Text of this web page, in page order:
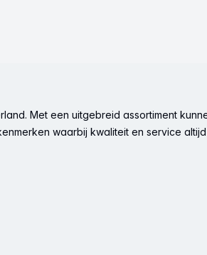
Met een uitgebreid assortiment
waarbij kwaliteit en service